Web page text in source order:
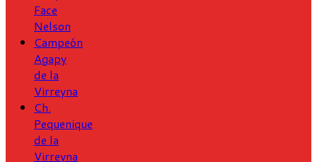
Face
Nelson
Campeón
Agapy
de la
Virreyna
Ch.
Pequenique
de la
Virreyna